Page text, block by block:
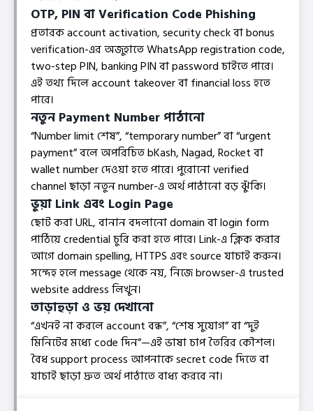
OTP, PIN বা Verification Code Phishing
প্রতারক account activation, security check বা bonus
verification-এর অজুহাতে WhatsApp registration code,
two-step PIN, banking PIN বা password চাইতে পারে।
এই তথ্য দিলে account takeover বা financial loss হতে
পারে।
নতুন Payment Number পাঠানো
“Number limit শেষ”, “temporary number” বা “urgent
payment” বলে অপরিচিত bKash, Nagad, Rocket বা
wallet number দেওয়া হতে পারে। পুরোনো verified
channel ছাড়া নতুন number-এ অর্থ পাঠানো বড় ঝুঁকি।
ভুয়া Link এবং Login Page
ছোট করা URL, বানান বদলানো domain বা login form
পাঠিয়ে credential চুরি করা হতে পারে। Link-এ ক্লিক করার
আগে domain spelling, HTTPS এবং source যাচাই করুন।
সন্দেহ হলে message থেকে নয়, নিজে browser-এ trusted
website address লিখুন।
তাড়াহুড়া ও ভয় দেখানো
“এখনই না করলে account বন্ধ”, “শেষ সুযোগ” বা “দুই
মিনিটের মধ্যে code দিন”—এই ভাষা চাপ তৈরির কৌশল।
বৈধ support process আপনাকে secret code দিতে বা
যাচাই ছাড়া দ্রুত অর্থ পাঠাতে বাধ্য করবে না।